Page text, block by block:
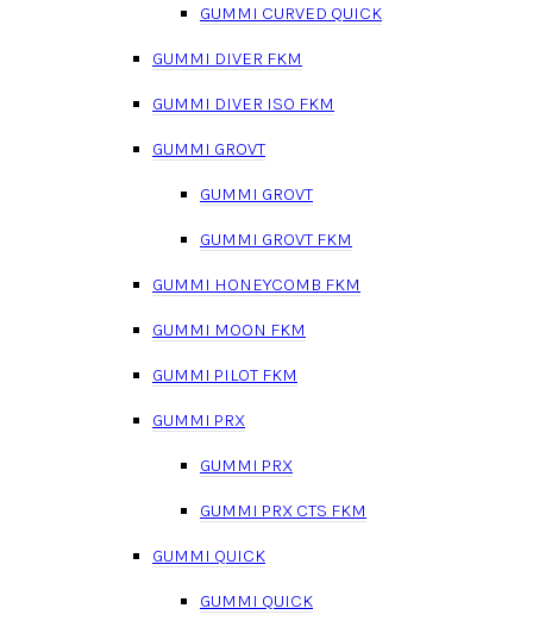
GUMMI CURVED QUICK
GUMMI DIVER FKM
GUMMI DIVER ISO FKM
GUMMI GROVT
GUMMI GROVT
GUMMI GROVT FKM
GUMMI HONEYCOMB FKM
GUMMI MOON FKM
GUMMI PILOT FKM
GUMMI PRX
GUMMI PRX
GUMMI PRX CTS FKM
GUMMI QUICK
GUMMI QUICK